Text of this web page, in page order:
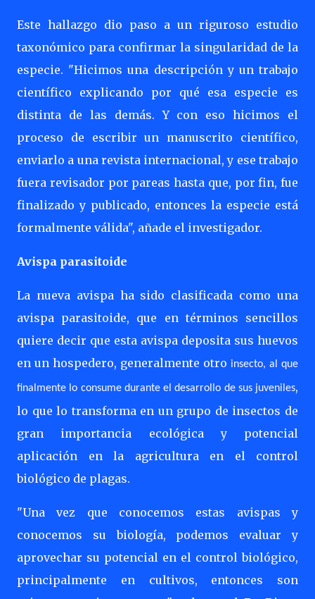
Este hallazgo dio paso a un riguroso estudio
taxonómico para confirmar la singularidad de la
especie. "Hicimos una descripción y un trabajo
científico explicando por qué esa especie es
distinta de las demás. Y con eso hicimos el
proceso de escribir un manuscrito científico,
enviarlo a una revista internacional, y ese trabajo
fuera revisador por pareas hasta que, por fin, fue
finalizado y publicado, entonces la especie está
formalmente válida", añade el investigador.
Avispa parasitoide
La nueva avispa ha sido clasificada como una
avispa parasitoide, que en términos sencillos
quiere decir que esta avispa deposita sus huevos
en un hospedero, generalmente otro insecto, al que
finalmente lo consume durante el desarrollo de sus juveniles,
lo que lo transforma en un grupo de insectos de
gran importancia ecológica y potencial
aplicación en la agricultura en el control
biológico de plagas.
"Una vez que conocemos estas avispas y
conocemos su biología, podemos evaluar y
aprovechar su potencial en el control biológico,
principalmente en cultivos, entonces son